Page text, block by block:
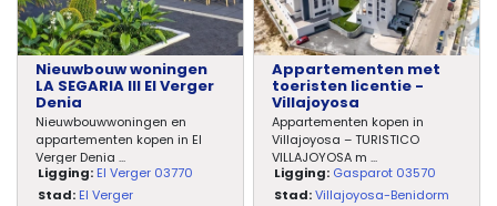
Nieuwbouw woningen
LA SEGARIA III El Verger
Denia
Nieuwbouwwoningen en
appartementen kopen in El
Verger Denia ...
Ligging: El Verger 03770
Stad: El Verger
Appartementen met
toeristen licentie -
Villajoyosa
Appartementen kopen in
Villajoyosa – TURISTICO
VILLAJOYOSA m ...
Ligging: Gasparot 03570
Stad:Villajoyosa-Benidorm